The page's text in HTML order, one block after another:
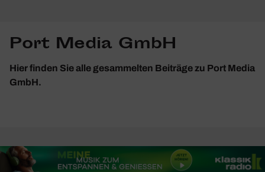
Port Media GmbH
Hier finden Sie alle gesammelten Beiträge zu Port Media
GmbH.